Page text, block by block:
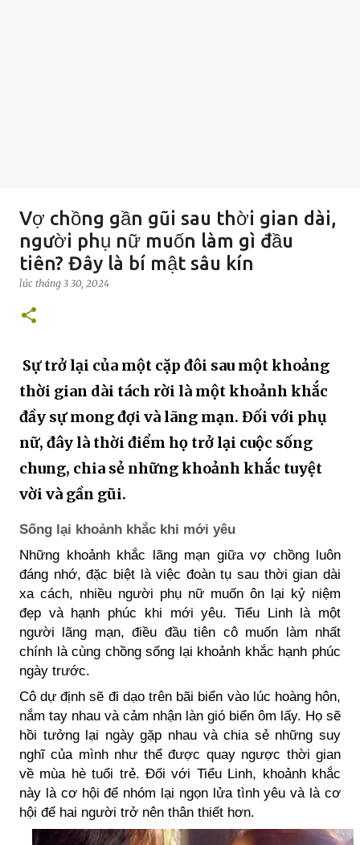
Vợ chồng gần gũi sau thời gian dài,
người phụ nữ muốn làm gì đầu
tiên? Đây là bí mật sâu kín
lúc tháng 3 30, 2024
Sự trở lại của một cặp đôi sau một khoảng
thời gian dài tách rời là một khoảnh khắc
đầy sự mong đợi và lãng mạn. Đối với phụ
nữ, đây là thời điểm họ trở lại cuộc sống
chung, chia sẻ những khoảnh khắc tuyệt
vời và gần gũi.
Sống lại khoảnh khắc khi mới yêu
Những khoảnh khắc lãng mạn giữa vợ chồng luôn
đáng nhớ, đặc biệt là việc đoàn tụ sau thời gian dài
xa cách, nhiều người phụ nữ muốn ôn lại kỷ niệm
đẹp và hạnh phúc khi mới yêu. Tiểu Linh là một
người lãng mạn, điều đầu tiên cô muốn làm nhất
chính là cùng chồng sống lại khoảnh khắc hạnh phúc
ngày trước.
Cô dự định sẽ đi dạo trên bãi biển vào lúc hoàng hôn,
nắm tay nhau và cảm nhận làn gió biển ôm lấy. Họ sẽ
hồi tưởng lại ngày gặp nhau và chia sẻ những suy
nghĩ của mình như thể được quay ngược thời gian
về mùa hè tuổi trẻ. Đối với Tiểu Linh, khoảnh khắc
này là cơ hội để nhóm lại ngọn lửa tình yêu và là cơ
hội để hai người trở nên thân thiết hơn.